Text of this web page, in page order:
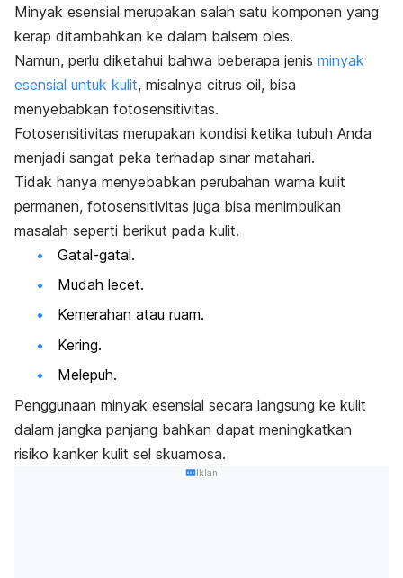
Minyak esensial merupakan salah satu komponen yang
kerap ditambahkan ke dalam balsem oles.
Namun, perlu diketahui bahwa beberapa jenis minyak
esensial untuk kulit, misalnya citrus oil, bisa
menyebabkan fotosensitivitas.
Fotosensitivitas merupakan kondisi ketika tubuh Anda
menjadi sangat peka terhadap sinar matahari.
Tidak hanya menyebabkan perubahan warna kulit
permanen, fotosensitivitas juga bisa menimbulkan
masalah seperti berikut pada kulit.
Gatal-gatal.
Mudah lecet.
Kemerahan atau ruam.
Kering.
Melepuh.
Penggunaan minyak esensial secara langsung ke kulit
dalam jangka panjang bahkan dapat meningkatkan
risiko kanker kulit sel skuamosa.
Iklan